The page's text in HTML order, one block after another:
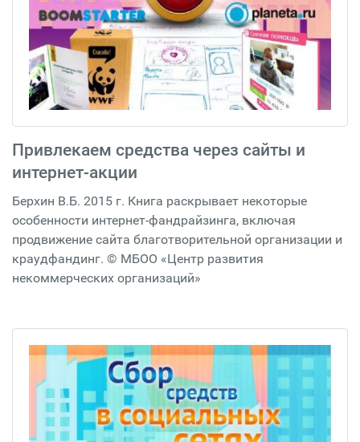
Привлекаем средства через сайты и
интернет-акции
Берхин В.Б. 2015 г. Книга раскрывает некоторые
особенности интернет-фандрайзинга, включая
продвижение сайта благотворительной организации и
краудфандинг. © МБОО «Центр развития
некоммерческих организаций»